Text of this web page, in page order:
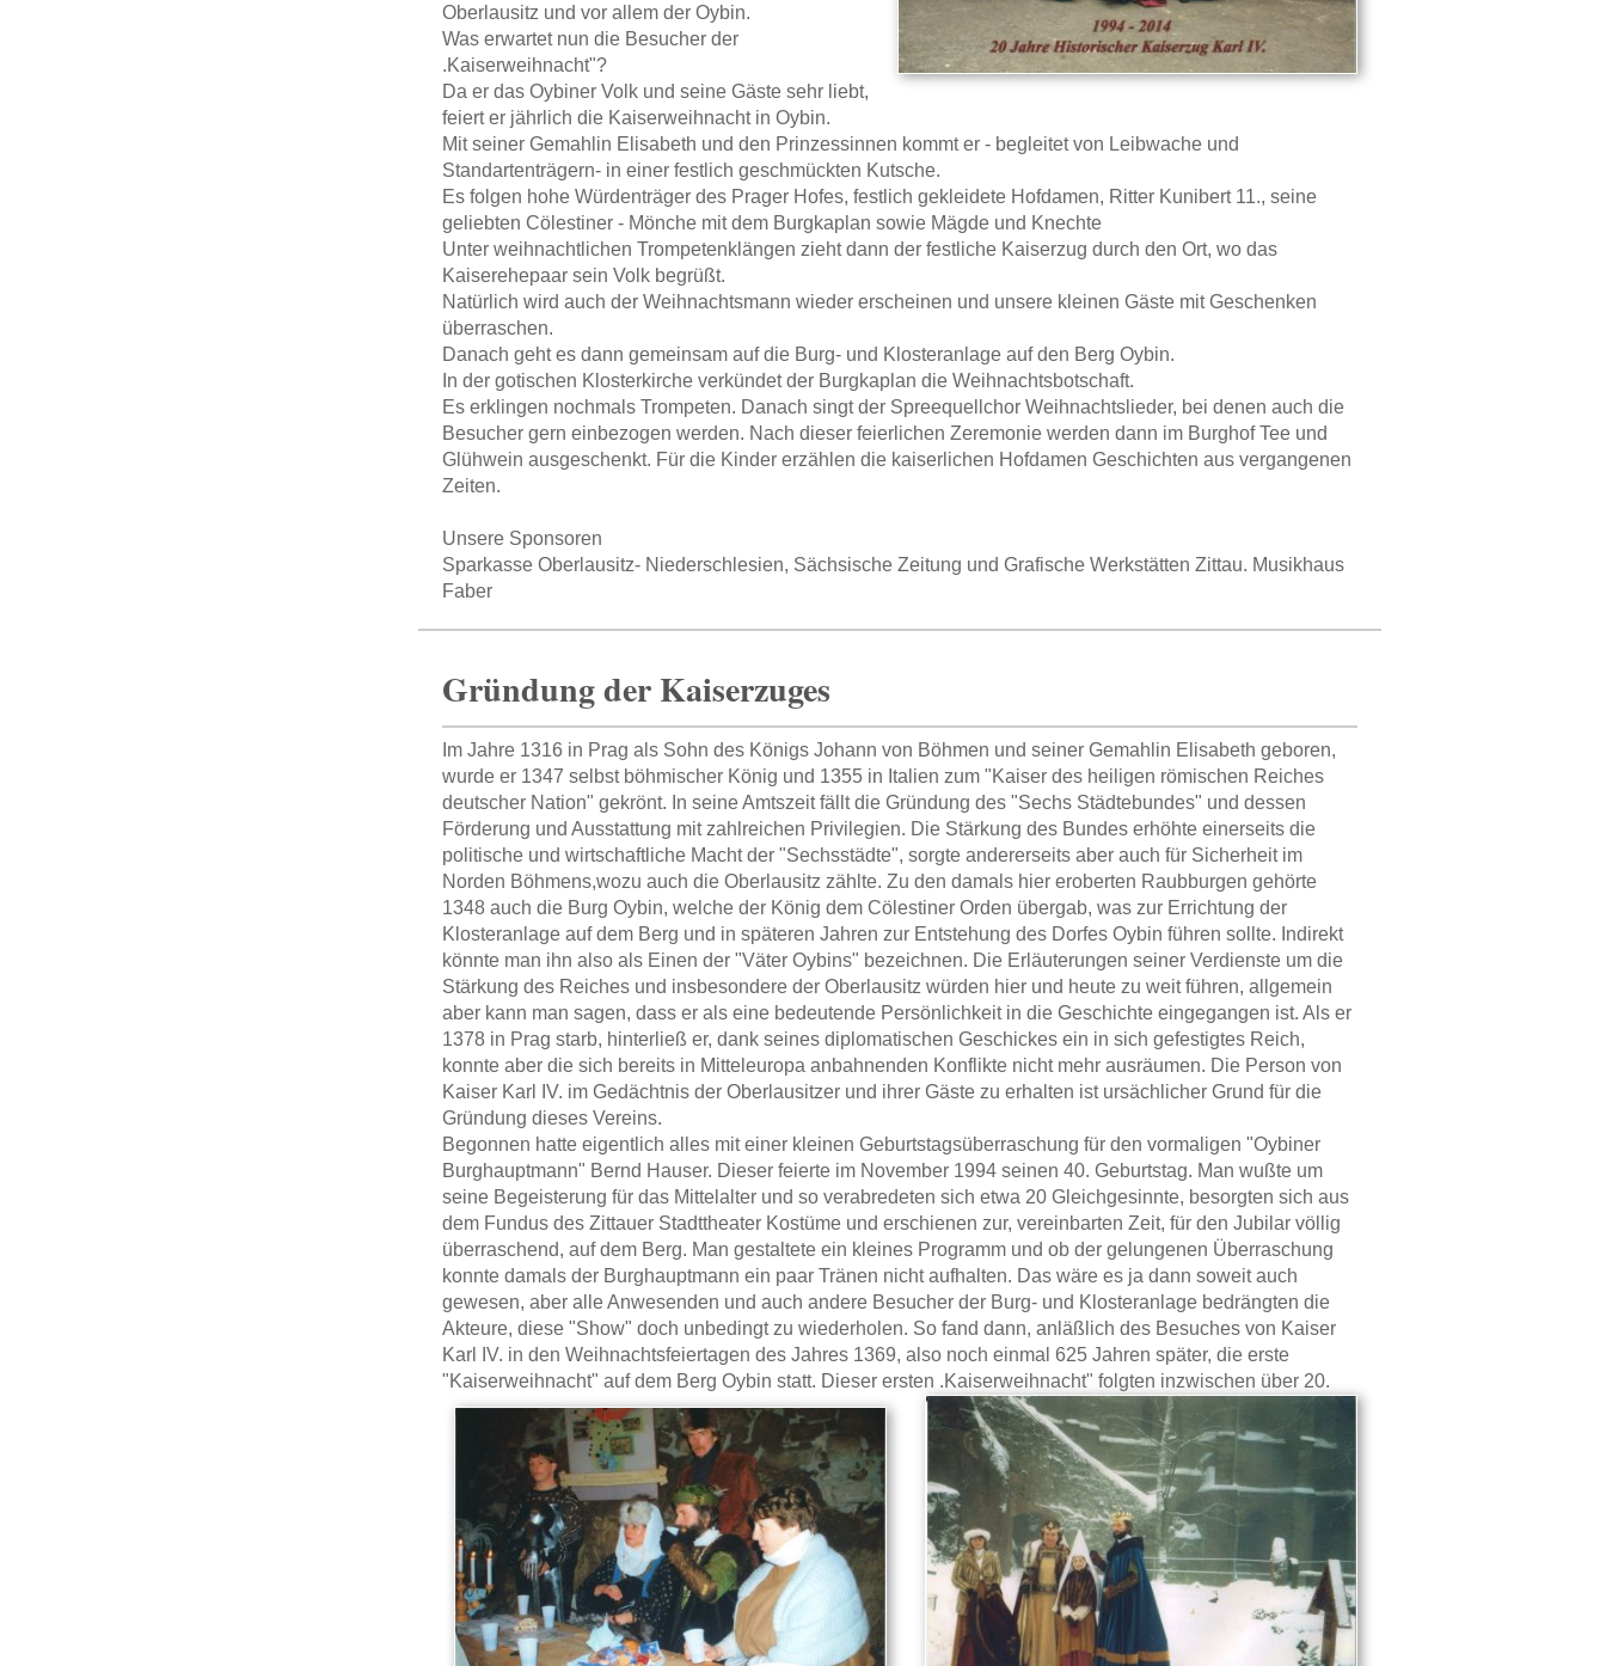
Oberlausitz und vor allem der Oybin.
Was erwartet nun die Besucher der
.Kaiserweihnacht"?
Da er das Oybiner Volk und seine Gäste sehr liebt,
feiert er jährlich die Kaiserweihnacht in Oybin.
Mit seiner Gemahlin Elisabeth und den Prinzessinnen kommt er - begleitet von Leibwache und
Standartenträgern- in einer festlich geschmückten Kutsche.
Es folgen hohe Würdenträger des Prager Hofes, festlich gekleidete Hofdamen, Ritter Kunibert 11., seine
geliebten Cölestiner - Mönche mit dem Burgkaplan sowie Mägde und Knechte
Unter weihnachtlichen Trompetenklängen zieht dann der festliche Kaiserzug durch den Ort, wo das
Kaiserehepaar sein Volk begrüßt.
Natürlich wird auch der Weihnachtsmann wieder erscheinen und unsere kleinen Gäste mit Geschenken
überraschen.
Danach geht es dann gemeinsam auf die Burg- und Klosteranlage auf den Berg Oybin.
In der gotischen Klosterkirche verkündet der Burgkaplan die Weihnachtsbotschaft.
Es erklingen nochmals Trompeten. Danach singt der Spreequellchor Weihnachtslieder, bei denen auch die
Besucher gern einbezogen werden. Nach dieser feierlichen Zeremonie werden dann im Burghof Tee und
Glühwein ausgeschenkt. Für die Kinder erzählen die kaiserlichen Hofdamen Geschichten aus vergangenen
Zeiten.
Unsere Sponsoren
Sparkasse Oberlausitz- Niederschlesien, Sächsische Zeitung und Grafische Werkstätten Zittau. Musikhaus
Faber
Gründung der Kaiserzuges
Im Jahre 1316 in Prag als Sohn des Königs Johann von Böhmen und seiner Gemahlin Elisabeth geboren,
wurde er 1347 selbst böhmischer König und 1355 in Italien zum "Kaiser des heiligen römischen Reiches
deutscher Nation" gekrönt. In seine Amtszeit fällt die Gründung des "Sechs Städtebundes" und dessen
Förderung und Ausstattung mit zahlreichen Privilegien. Die Stärkung des Bundes erhöhte einerseits die
politische und wirtschaftliche Macht der "Sechsstädte", sorgte andererseits aber auch für Sicherheit im
Norden Böhmens,wozu auch die Oberlausitz zählte. Zu den damals hier eroberten Raubburgen gehörte
1348 auch die Burg Oybin, welche der König dem Cölestiner Orden übergab, was zur Errichtung der
Klosteranlage auf dem Berg und in späteren Jahren zur Entstehung des Dorfes Oybin führen sollte. Indirekt
könnte man ihn also als Einen der "Väter Oybins" bezeichnen. Die Erläuterungen seiner Verdienste um die
Stärkung des Reiches und insbesondere der Oberlausitz würden hier und heute zu weit führen, allgemein
aber kann man sagen, dass er als eine bedeutende Persönlichkeit in die Geschichte eingegangen ist. Als er
1378 in Prag starb, hinterließ er, dank seines diplomatischen Geschickes ein in sich gefestigtes Reich,
konnte aber die sich bereits in Mitteleuropa anbahnenden Konflikte nicht mehr ausräumen. Die Person von
Kaiser Karl IV. im Gedächtnis der Oberlausitzer und ihrer Gäste zu erhalten ist ursächlicher Grund für die
Gründung dieses Vereins.
Begonnen hatte eigentlich alles mit einer kleinen Geburtstagsüberraschung für den vormaligen "Oybiner
Burghauptmann" Bernd Hauser. Dieser feierte im November 1994 seinen 40. Geburtstag. Man wußte um
seine Begeisterung für das Mittelalter und so verabredeten sich etwa 20 Gleichgesinnte, besorgten sich aus
dem Fundus des Zittauer Stadttheater Kostüme und erschienen zur, vereinbarten Zeit, für den Jubilar völlig
überraschend, auf dem Berg. Man gestaltete ein kleines Programm und ob der gelungenen Überraschung
konnte damals der Burghauptmann ein paar Tränen nicht aufhalten. Das wäre es ja dann soweit auch
gewesen, aber alle Anwesenden und auch andere Besucher der Burg- und Klosteranlage bedrängten die
Akteure, diese "Show" doch unbedingt zu wiederholen. So fand dann, anläßlich des Besuches von Kaiser
Karl IV. in den Weihnachtsfeiertagen des Jahres 1369, also noch einmal 625 Jahren später, die erste
"Kaiserweihnacht" auf dem Berg Oybin statt. Dieser ersten .Kaiserweihnacht" folgten inzwischen über 20.